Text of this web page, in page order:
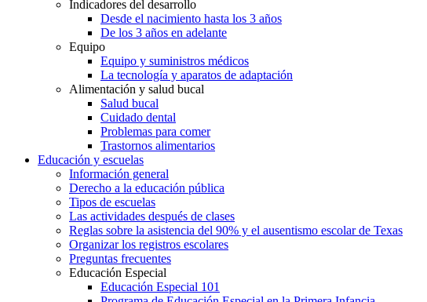
Indicadores del desarrollo
Desde el nacimiento hasta los 3 años
De los 3 años en adelante
Equipo
Equipo y suministros médicos
La tecnología y aparatos de adaptación
Alimentación y salud bucal
Salud bucal
Cuidado dental
Problemas para comer
Trastornos alimentarios
Educación y escuelas
Información general
Derecho a la educación pública
Tipos de escuelas
Las actividades después de clases
Reglas sobre la asistencia del 90% y el ausentismo escolar de Texas
Organizar los registros escolares
Preguntas frecuentes
Educación Especial
Educación Especial 101